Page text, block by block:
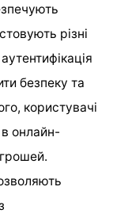
різні
безпеку та
користувачі
онлайн-